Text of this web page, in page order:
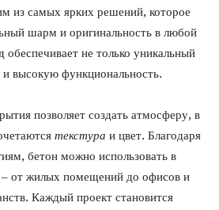
из самых ярких решений, которое
шарм и оригинальность в любой
обеспечивает не только уникальный
высокую функциональность.
позволяет создать атмосферу, в
текстура и цвет. Благодаря
бетон можно использовать в
– от жилых помещений до офисов и
Каждый проект становится